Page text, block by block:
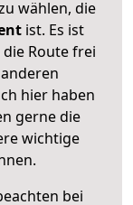
wählen, die
ist. Es ist
Route frei
hier haben
gerne die
wichtige
bei